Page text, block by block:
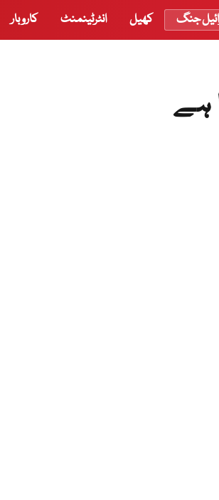
جنگ کھیل انٹرٹینمنٹ کاروبار
ہے